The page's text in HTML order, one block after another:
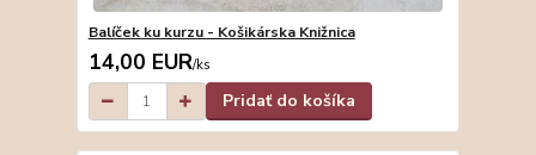
Balíček ku kurzu - Košikárska Knižnica
14,00 EUR/ks
Pridať do košíka